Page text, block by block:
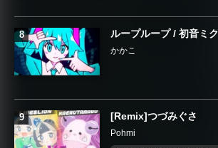
ループループ / 初音ミク
かかこ
[Remix]つづみぐさ
Pohmi